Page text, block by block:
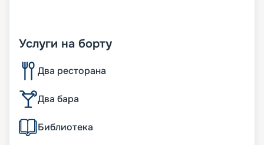
Услуги на борту
Два ресторана
Два бара
Библиотека